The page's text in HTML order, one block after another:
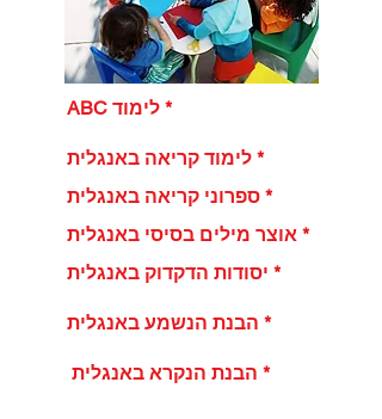
ABC לימוד *
לימוד קריאה באנגלית *
ספרוני קריאה באנגלית *
אוצר מילים בסיסי באנגלית *
יסודות הדקדוק באנגלית *
הבנת הנשמע באנגלית *
הבנת הנקרא באנגלית *